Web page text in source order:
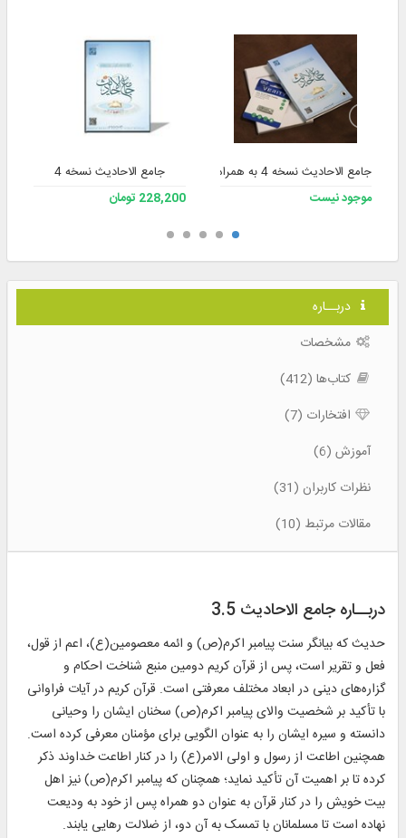
جامع الاحادیث نسخه 4 به همراه فلش
موجود نیست
جامع الاحادیث نسخه 4
228,200 تومان
دربــاره
مشخصات
کتاب‌ها (412)
افتخارات (7)
آموزش (6)
نظرات کاربران (31)
مقالات مرتبط (10)
دربــاره جامع الاحادیث 3.5
حدیث که بیانگر سنت پیامبر اکرم(ص) و ائمه معصومین(ع)، اعم از قول،
فعل و تقریر است، پس از قرآن کریم دومین منبع شناخت احکام و
گزاره‌های دینی در ابعاد مختلف معرفتی است. قرآن کریم در آیات فراوانی
با تأکید بر شخصیت والای پیامبر اکرم(ص) سخنان ایشان را وحیانی
دانسته و سیره ایشان را به عنوان الگویی برای مؤمنان معرفی کرده است.
همچنین اطاعت از رسول و اولی الامر(ع) را در کنار اطاعت خداوند ذکر
کرده تا بر اهمیت آن تأکید نماید؛ همچنان که پیامبر اکرم(ص) نیز اهل
بیت خویش را در کنار قرآن به عنوان دو همراه پس از خود به ودیعت
نهاده است تا مسلمانان با تمسک به آن دو، از ضلالت رهایی یابند.